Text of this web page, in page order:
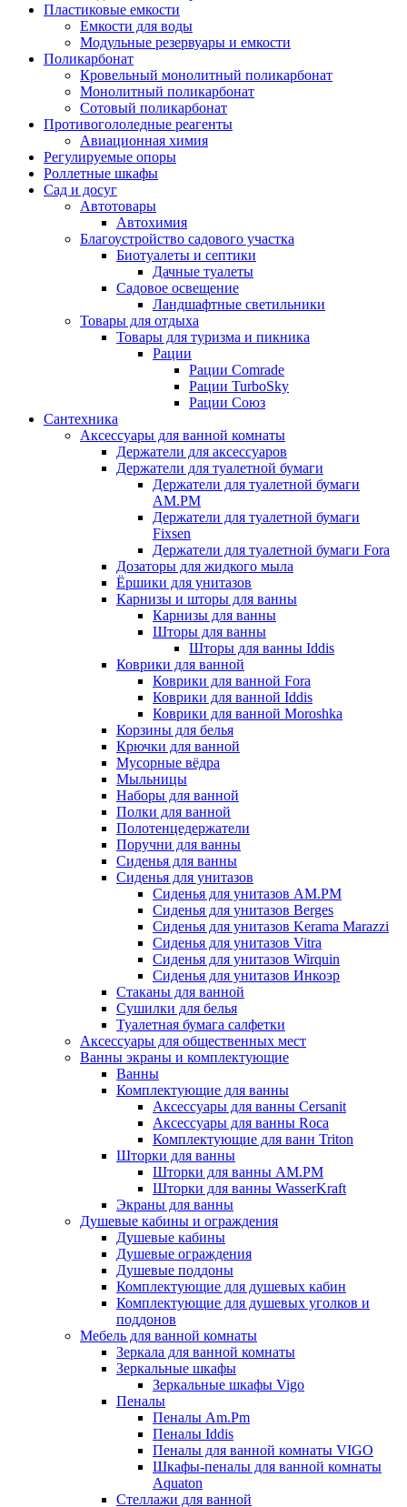
Пластиковые емкости
Емкости для воды
Модульные резервуары и емкости
Поликарбонат
Кровельный монолитный поликарбонат
Монолитный поликарбонат
Сотовый поликарбонат
Противогололедные реагенты
Авиационная химия
Регулируемые опоры
Роллетные шкафы
Сад и досуг
Автотовары
Автохимия
Благоустройство садового участка
Биотуалеты и септики
Дачные туалеты
Садовое освещение
Ландшафтные светильники
Товары для отдыха
Товары для туризма и пикника
Рации
Рации Comrade
Рации TurboSky
Рации Союз
Сантехника
Аксессуары для ванной комнаты
Держатели для аксессуаров
Держатели для туалетной бумаги
Держатели для туалетной бумаги
AM.PM
Держатели для туалетной бумаги
Fixsen
Держатели для туалетной бумаги Fora
Дозаторы для жидкого мыла
Ёршики для унитазов
Карнизы и шторы для ванны
Карнизы для ванны
Шторы для ванны
Шторы для ванны Iddis
Коврики для ванной
Коврики для ванной Fora
Коврики для ванной Iddis
Коврики для ванной Moroshka
Корзины для белья
Крючки для ванной
Мусорные вёдра
Мыльницы
Наборы для ванной
Полки для ванной
Полотенцедержатели
Поручни для ванны
Сиденья для ванны
Сиденья для унитазов
Сиденья для унитазов AM.PM
Сиденья для унитазов Berges
Сиденья для унитазов Kerama Marazzi
Сиденья для унитазов Vitra
Сиденья для унитазов Wirquin
Сиденья для унитазов Инкоэр
Стаканы для ванной
Сушилки для белья
Туалетная бумага салфетки
Аксессуары для общественных мест
Ванны экраны и комплектующие
Ванны
Комплектующие для ванны
Аксессуары для ванны Cersanit
Аксессуары для ванны Roca
Комплектующие для ванн Triton
Шторки для ванны
Шторки для ванны AM.PM
Шторки для ванны WasserKraft
Экраны для ванны
Душевые кабины и ограждения
Душевые кабины
Душевые ограждения
Душевые поддоны
Комплектующие для душевых кабин
Комплектующие для душевых уголков и
поддонов
Мебель для ванной комнаты
Зеркала для ванной комнаты
Зеркальные шкафы
Зеркальные шкафы Vigo
Пеналы
Пеналы Am.Pm
Пеналы Iddis
Пеналы для ванной комнаты VIGO
Шкафы-пеналы для ванной комнаты
Aquaton
Стеллажи для ванной